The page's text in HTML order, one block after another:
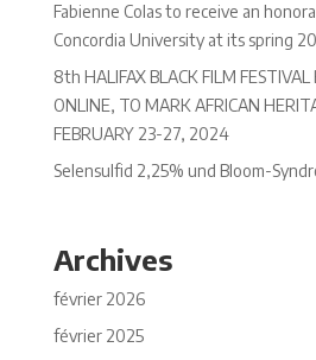
Fabienne Colas to receive an
Concordia University at its spring
8th HALIFAX BLACK FILM FESTIVAL
ONLINE, TO MARK AFRICAN
FEBRUARY 23-27, 2024
Selensulfid 2,25% und Bloom-
Archives
février 2026
février 2025